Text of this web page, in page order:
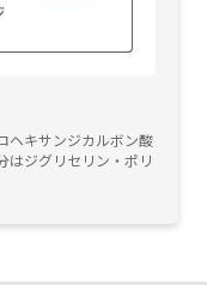
ヘキサンジカルボン酸
はジグリセリン・ポリ